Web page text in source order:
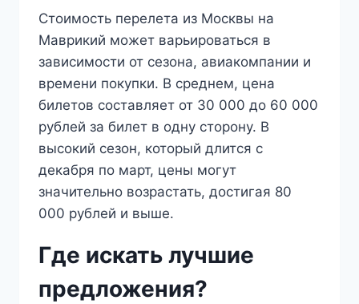
Стоимость перелета из Москвы на
Маврикий может варьироваться в
зависимости от сезона, авиакомпании и
времени покупки. В среднем, цена
билетов составляет от 30 000 до 60 000
рублей за билет в одну сторону. В
высокий сезон, который длится с
декабря по март, цены могут
значительно возрастать, достигая 80
000 рублей и выше.
Где искать лучшие
предложения?